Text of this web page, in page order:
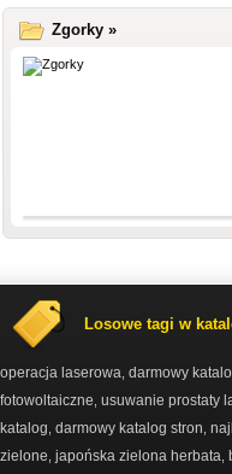
Zgorky »
Losowe tagi w
operacja laserowa darmowy
fotowoltaiczne usuwanie prostaty
katalog darmowy katalog stron
zielone japońska zielona herbata